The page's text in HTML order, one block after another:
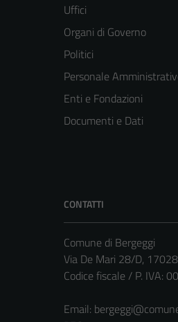
Uffici
Organi di Governo
Politici
Personale
Enti e Fondazioni
Documenti e Dati
CONTATTI
Comune di Bergeggi
Via De Mari 28/D,
Codice fiscale / P. IVA:
Email: